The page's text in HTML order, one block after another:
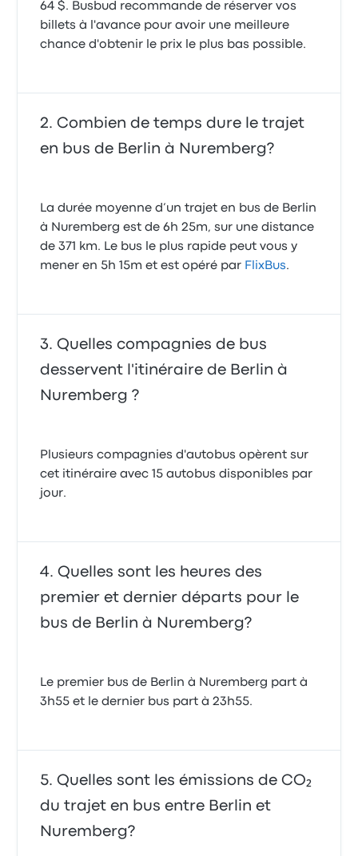
64 $. Busbud recommande de réserver vos
billets à l'avance pour avoir une meilleure
chance d'obtenir le prix le plus bas possible.
Combien de temps dure le trajet
en bus de Berlin à Nuremberg?
La durée moyenne d’un trajet en bus de Berlin
à Nuremberg est de 6h 25m, sur une distance
de 371 km. Le bus le plus rapide peut vous y
mener en 5h 15m et est opéré par FlixBus.
Quelles compagnies de bus
desservent l'itinéraire de Berlin à
Nuremberg ?
Plusieurs compagnies d'autobus opèrent sur
cet itinéraire avec 15 autobus disponibles par
jour.
Quelles sont les heures des
premier et dernier départs pour le
bus de Berlin à Nuremberg?
Le premier bus de Berlin à Nuremberg part à
3h55 et le dernier bus part à 23h55.
Quelles sont les émissions de CO₂
du trajet en bus entre Berlin et
Nuremberg?